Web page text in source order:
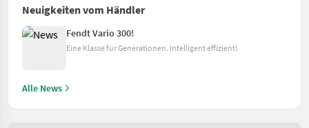
Neuigkeiten vom Händler
Fendt Vario 300!
Eine Klasse für Generationen. Intelligent effizient!
Alle News